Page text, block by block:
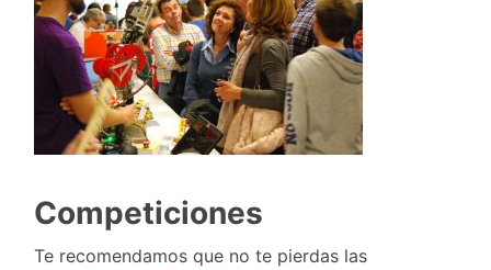
Competiciones
Te recomendamos que no te pierdas las